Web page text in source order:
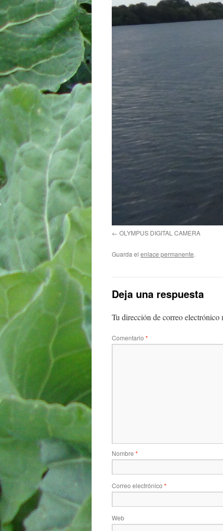
OLYMPUS DIGITAL CAMERA
Guarda el enlace permanente.
Deja una respuesta
Tu dirección de correo electrónico
Comentario *
Nombre *
Correo electrónico *
Web